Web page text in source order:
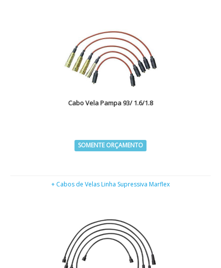
Cabo Vela Pampa 93/ 1.6/1.8
SOMENTE ORÇAMENTO
+ Cabos de Velas Linha Supressiva Marflex